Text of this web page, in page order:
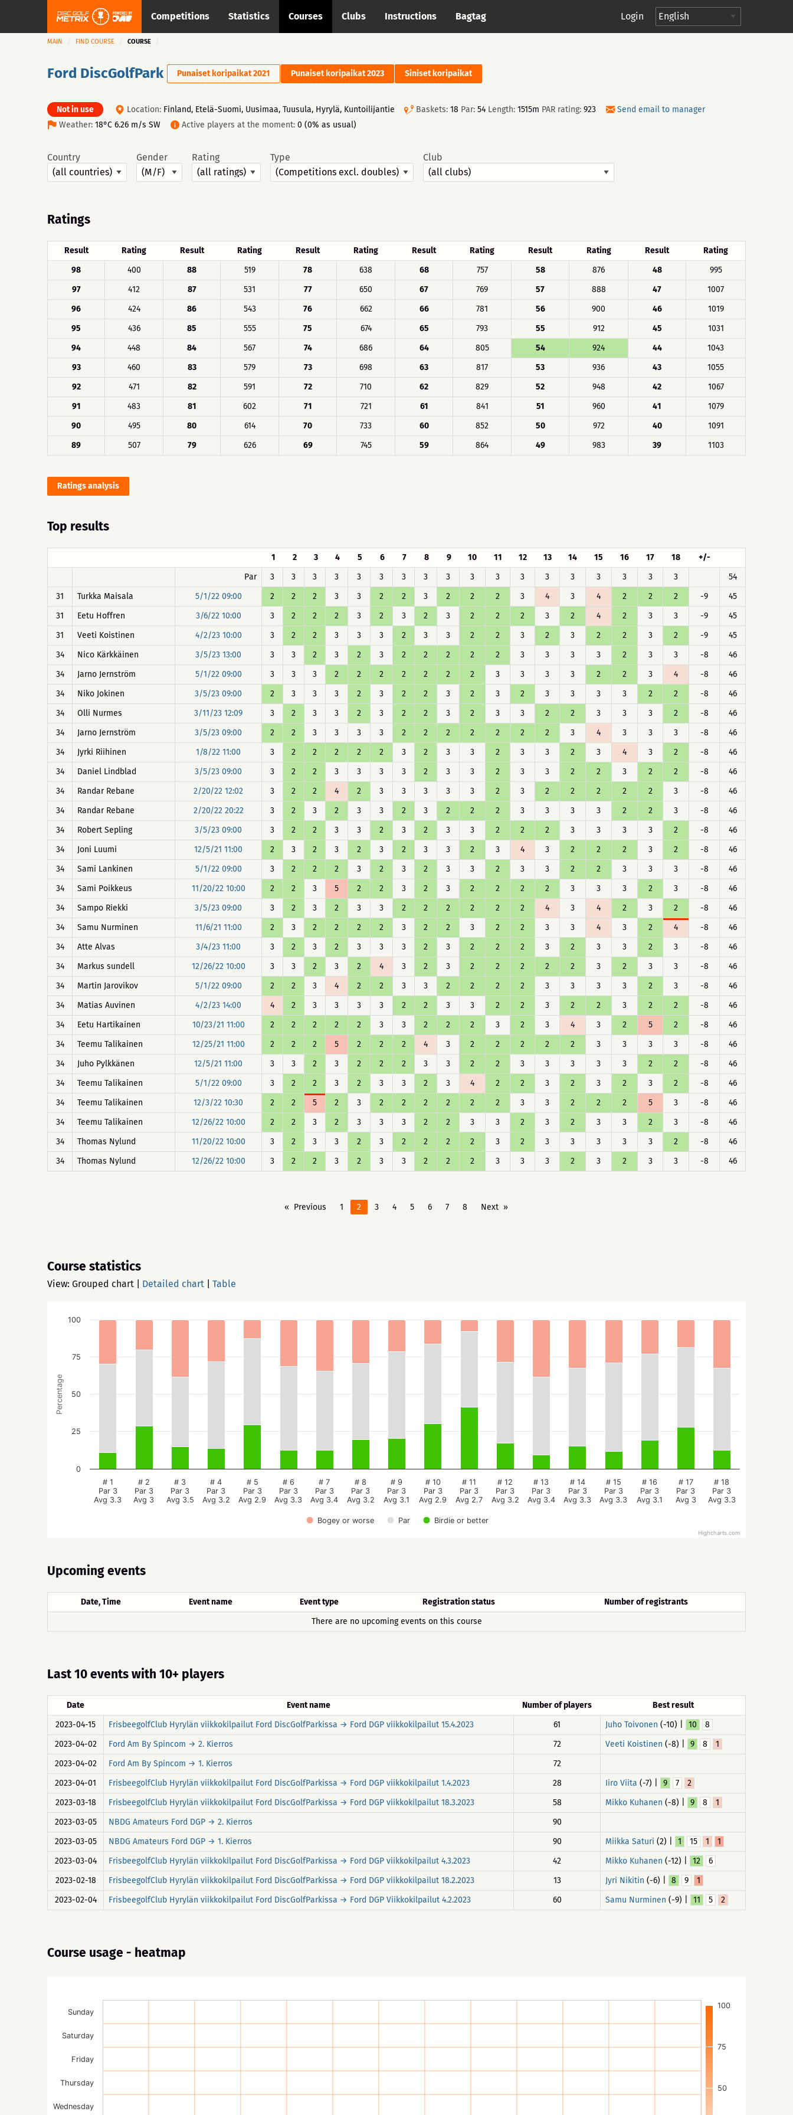
Competitions Statistics Courses Clubs Instructions Bagtag Login
MAIN FIND COURSE COURSE
Ford DiscGolfPark Punaiset koripaikat 2021 Punaiset koripaikat 2023 Siniset koripaikat
Not in use Location: Finland, Etelä-Suomi, Uusimaa, Tuusula, Hyrylä, Kuntoilijantie Baskets: 18 Par: 54 Length: 1515m PAR rating: 923
Send email to manager
Weather: 18°C 6.26 m/s SW Active players at the moment: 0 (0% as usual)
Country Gender Rating Type Club
Ratings
Result Rating Result Rating Result Rating Result Rating Result Rating Result
Rating
98
400 88 519 78 638 68 757 58 876 48
995
97
412 87 531 77 650 67 769 57 888 47
1007
96
424 86 543 76 662 66 781 56 900 46
1019
95
436 85 555 75 674 65 793 55 912 45
1031
94
448 84 567 74 686 64 805 54 924 44
1043
93
460 83 579 73 698 63 817 53 936 43
1055
92
471 82 591 72 710 62 829 52 948 42
1067
91
483 81 602 71 721 61 841 51 960 41
1079
90
495 80 614 70 733 60 852 50 972 40
1091
89
507 79 626 69 745 59 864 49 983 39 1103
Ratings analysis
Top results
1 2 3 4 5 6 7 8 9 10 11 12 13 14 15 16 17 18
+/-
Par
3 3 3 3 3 3 3 3 3 3 3 3 3 3 3 3 3 3
54
31
Turkka Maisala 5/1/22 09:00 2 2 2 3 3 2 2 3 2 2 2 3 4 3 4 2 2 2 -9
45
31
Eetu Hoffren 3/6/22 10:00 3 2 2 2 3 2 3 2 3 2 2 2 3 2 4 2 3 3 -9
45
31
Veeti Koistinen 4/2/23 10:00 3 2 2 3 3 3 2 3 3 2 2 3 2 3 2 2 3 2 -9
45
34
Nico Kärkkäinen 3/5/23 13:00 3 3 2 3 2 3 2 2 2 2 2 3 3 3 3 2 3 3 -8
46
34
Jarno Jernström 5/1/22 09:00 3 3 3 2 2 2 2 2 2 2 3 3 3 3 2 2 3 4 -8
46
34
Niko Jokinen 3/5/23 09:00 2 3 3 3 2 3 2 2 3 2 3 2 3 3 3 3 2 2 -8
46
34
Olli Nurmes 3/11/23 12:09 3 2 3 3 2 3 2 2 3 2 3 3 2 2 3 3 3 2 -8
46
34
Jarno Jernström 3/5/23 09:00 2 2 3 3 3 3 2 2 2 2 2 2 2 3 4 3 3 3 -8
46
34
Jyrki Riihinen 1/8/22 11:00 3 2 2 2 2 2 3 2 3 3 2 3 3 2 3 4 3 2 -8
46
34
Daniel Lindblad 3/5/23 09:00 3 2 2 3 3 3 3 2 3 3 2 3 3 2 2 3 2 2 -8
46
34
Randar Rebane 2/20/22 12:02 3 2 2 4 2 3 3 3 3 3 2 3 2 2 2 2 2 3 -8
46
34
Randar Rebane 2/20/22 20:22 3 2 3 2 3 3 2 3 2 2 2 3 3 3 3 2 2 3 -8
46
34
Robert Sepling 3/5/23 09:00 3 2 2 3 3 2 3 2 3 3 2 2 2 3 3 3 3 2 -8
46
34
Joni Luumi 12/5/21 11:00 2 3 2 3 2 3 2 3 3 2 3 4 3 2 2 2 3 2 -8
46
34
Sami Lankinen 5/1/22 09:00 3 2 2 2 3 2 3 2 3 3 2 3 3 2 2 3 3 3 -8
46
34
Sami Poikkeus 11/20/22 10:00 2 2 3 5 2 2 3 2 3 2 2 2 2 3 3 3 2 3 -8
46
34
Sampo Riekki 3/5/23 09:00 3 2 3 2 3 3 2 2 2 2 2 2 4 3 4 2 3 2 -8
46
34
Samu Nurminen 11/6/21 11:00 2 3 2 2 2 2 3 2 2 3 2 2 3 3 4 3 2 4 -8
46
34
Atte Alvas 3/4/23 11:00 3 2 3 2 3 3 3 2 3 2 2 2 3 2 3 3 2 3 -8
46
34
Markus sundell 12/26/22 10:00 3 3 2 3 2 4 3 2 3 2 2 2 2 2 3 2 3 3 -8
46
34
Martin Jarovikov 5/1/22 09:00 2 2 3 4 2 2 3 3 2 2 2 2 3 3 3 3 2 3 -8
46
34
Matias Auvinen 4/2/23 14:00 4 2 3 3 3 3 2 2 3 3 2 2 3 2 2 3 2 2 -8
46
34
Eetu Hartikainen 10/23/21 11:00 2 2 2 2 2 3 3 2 2 2 3 2 3 4 3 2 5 2 -8
46
34
Teemu Talikainen 12/25/21 11:00 2 2 2 5 2 2 2 4 3 2 2 2 2 2 3 3 3 3 -8
46
34
Juho Pylkkänen 12/5/21 11:00 3 3 2 3 2 2 2 3 3 2 2 3 3 3 3 3 2 2 -8
46
34
Teemu Talikainen 5/1/22 09:00 3 2 2 3 2 3 3 2 3 4 2 2 3 2 3 2 3 2 -8
46
34
Teemu Talikainen 12/3/22 10:30 2 2 5 2 3 2 2 2 2 2 2 3 3 2 2 2 5 3 -8
46
34
Teemu Talikainen 12/26/22 10:00 2 2 3 2 3 3 3 2 2 3 3 2 3 2 3 3 2 3 -8
46
34
Thomas Nylund 11/20/22 10:00 3 2 3 3 2 3 2 2 2 2 3 2 3 3 3 3 3 2 -8
46
34
Thomas Nylund 12/26/22 10:00 3 2 2 3 2 3 3 2 2 2 3 3 3 2 3 2 3 3 -8 46
Previous 1 2 3 4 5 6 7 8 Next
Course statistics
View: Grouped chart Detailed chart Table
Percentage
Bogey or worse Par Birdie or better
# 1
Par 3
Avg 3.3
# 2
Par 3
Avg 3
# 3
Par 3
Avg 3.5
# 4
Par 3
Avg 3.2
# 5
Par 3
Avg 2.9
# 6
Par 3
Avg 3.3
# 7
Par 3
Avg 3.4
# 8
Par 3
Avg 3.2
# 9
Par 3
Avg 3.1
# 10
Par 3
Avg 2.9
# 11
Par 3
Avg 2.7
# 12
Par 3
Avg 3.2
# 13
Par 3
Avg 3.4
# 14
Par 3
Avg 3.3
# 15
Par 3
Avg 3.3
# 16
Par 3
Avg 3.1
# 17
Par 3
Avg 3
# 18
Par 3
Avg 3.3
0
25
50
75
100
Highcharts.com
Upcoming events
Date, Time Event name Event type Registration status
Number of registrants
There are no upcoming events on this course
Last 10 events with 10+ players
Date Event name Number of players
Best result
2023-04-15
FrisbeegolfClub Hyrylän viikkokilpailut Ford DiscGolfParkissa → Ford DGP viikkokilpailut 15.4.2023 61 Juho Toivonen (-10) | 10
8
2023-04-02
Ford Am By Spincom → 2. Kierros 72 Veeti Koistinen (-8) | 9 8
1
2023-04-02
Ford Am By Spincom → 1. Kierros
72
2023-04-01
FrisbeegolfClub Hyrylän viikkokilpailut Ford DiscGolfParkissa → Ford DGP viikkokilpailut 1.4.2023 28 Iiro Viita (-7) | 9 7
2
2023-03-18
FrisbeegolfClub Hyrylän viikkokilpailut Ford DiscGolfParkissa → Ford DGP viikkokilpailut 18.3.2023 58 Mikko Kuhanen (-8) | 9 8
1
2023-03-05
NBDG Amateurs Ford DGP → 2. Kierros
90
2023-03-05
NBDG Amateurs Ford DGP → 1. Kierros 90 Miikka Saturi (2) | 1 15 1
1
2023-03-04
FrisbeegolfClub Hyrylän viikkokilpailut Ford DiscGolfParkissa → Ford DGP viikkokilpailut 4.3.2023 42 Mikko Kuhanen (-12) | 12
6
2023-02-18
FrisbeegolfClub Hyrylän viikkokilpailut Ford DiscGolfParkissa → Ford DGP viikkokilpailut 18.2.2023 13 Jyri Nikitin (-6) | 8 9
1
2023-02-04
FrisbeegolfClub Hyrylän viikkokilpailut Ford DiscGolfParkissa → Ford DGP Viikkokilpailut 4.2.2023 60 Samu Nurminen (-9) | 11 5 2
Course usage - heatmap
50
75
100
Wednesday
Thursday
Friday
Saturday
Sunday